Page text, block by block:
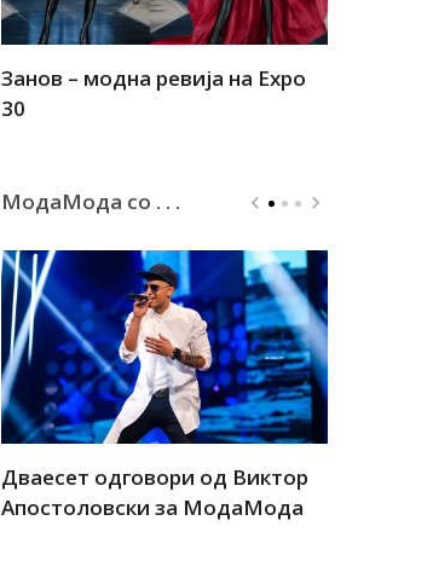
Занов – модна ревија на Expo
30
МодаМода со . . .
Дваесет одговори од Виктор
Апостоловски за МодаМода